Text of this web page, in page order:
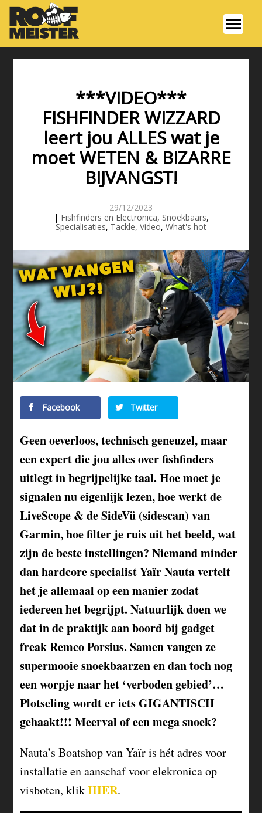
***VIDEO***
FISHFINDER WIZZARD
leert jou ALLES wat je
moet WETEN & BIZARRE
BIJVANGST!
29/12/2023
| Fishfinders en Electronica, Snoekbaars,
Specialisaties, Tackle, Video, What's hot
Facebook Twitter
Geen oeverloos, technisch geneuzel, maar
een expert die jou alles over fishfinders
uitlegt in begrijpelijke taal. Hoe moet je
signalen nu eigenlijk lezen, hoe werkt de
LiveScope & de SideVü (sidescan) van
Garmin, hoe filter je ruis uit het beeld, wat
zijn de beste instellingen? Niemand minder
dan hardcore specialist Yaïr Nauta vertelt
het je allemaal op een manier zodat
iedereen het begrijpt. Natuurlijk doen we
dat in de praktijk aan boord bij gadget
freak Remco Porsius. Samen vangen ze
supermooie snoekbaarzen en dan toch nog
een worpje naar het ‘verboden gebied’…
Plotseling wordt er iets GIGANTISCH
gehaakt!!! Meerval of een mega snoek?
Nauta’s Boatshop van Yaïr is hét adres voor
installatie en aanschaf voor elekronica op
visboten, klikHIER.